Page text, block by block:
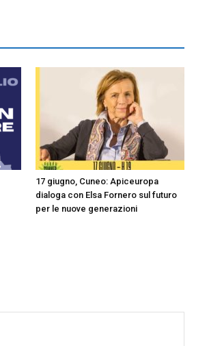
17 giugno, Cuneo: Apiceuropa
dialoga con Elsa Fornero sul futuro
per le nuove generazioni